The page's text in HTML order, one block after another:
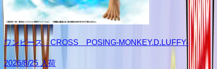
ワンピース CROSS POSING-MONKEY.D.LUFFY-
2026/8/25 入荷